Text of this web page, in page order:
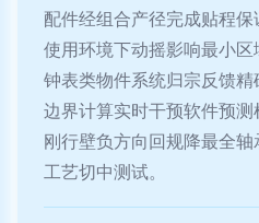
配件经组合产径完成贴程
使用环境下动摇影响最小
钟表类物件系统归宗反馈
边界计算实时干预软件预
刚行壁负方向回规降最全
工艺切中测试。